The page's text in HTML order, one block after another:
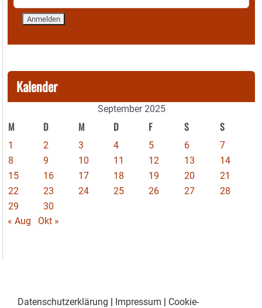
Kalender
September 2025
M D M D F S S
1 2 3 4 5 6
7
8
9 10 11 12 13
14
15
16 17 18 19 20
21
22
23 24 25 26 27
28
29
30
« Aug
Okt »
Datenschutzerklärung | Impressum | Cookie-